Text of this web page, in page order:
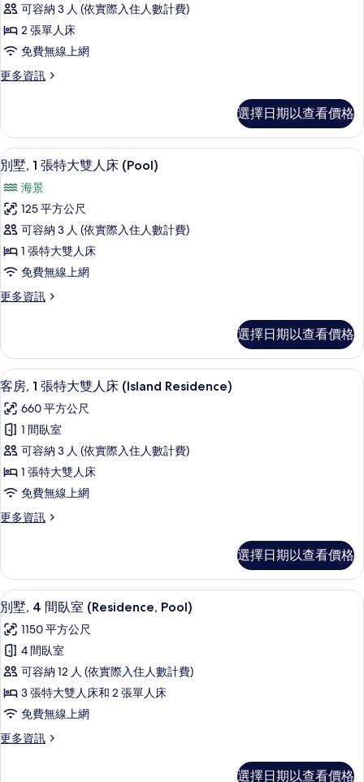
詳
情
2
張
單
人
Ocean
Pool)
的
所
有
相
片
可容納 3 人 (依實際入住人數計費)
2 張單人床
免費無線上網
更多資訊
更
2
張
單
人
床
(Island
Pool)
的
詳
情
選擇日期以查看價格
顯
示
別
墅,
1
張
特
大
人
床
(Pool)
的
所
有
相
片
別墅, 1 張特大雙人床 (Pool) | 客房景觀
5
別墅, 1 張特大雙人床 (Pool)
海景
125 平方公尺
可容納 3 人 (依實際入住人數計費)
1 張特大雙人床
免費無線上網
更多資訊
更
1
張
特
雙
人
(Pool)
的
詳
情
選擇日期以查看價格
顯
示
客
房,
1
張
特
大
人
床
(Island
Residence)
的
所
有
相
片
低過敏寢具、迷你吧、客房內保險箱、
5
客房, 1 張特大雙人床 (Island Residence)
660 平方公尺
1 間臥室
可容納 3 人 (依實際入住人數計費)
1 張特大雙人床
免費無線上網
更多資訊
更
1
張
特
大
雙
人
(Island
Residence)
的
詳
情
選擇日期以查看價格
顯
示
別
墅,
4
間
臥
室
別墅, 4 間臥室 (Residence, Pool) | 低
7
別墅, 4 間臥室 (Residence, Pool)
1150 平方公尺
4 間臥室
可容納 12 人 (依實際入住人數計費)
3 張特大雙人床和 2 張單人床
免費無線上網
更多資訊
更
選擇日期以查看價格